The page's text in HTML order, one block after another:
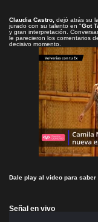
Claudia Castro, dejó atrás su
jurado con su talento en "Got
y gran interpretación.
le parecieron los comentarios
decisivo momento.
Dale play al video para saber
Señal en vivo